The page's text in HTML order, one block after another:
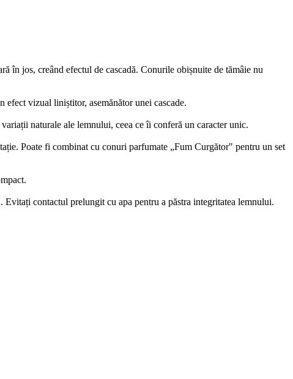
în jos, creând efectul de cascadă. Conurile obișnuite de tămâie nu
vizual liniștitor, asemănător unei cascade.
naturale ale lemnului, ceea ce îi conferă un caracter unic.
Poate fi combinat cu conuri parfumate „Fum Curgător" pentru un set
Evitați contactul prelungit cu apa pentru a păstra integritatea lemnului.